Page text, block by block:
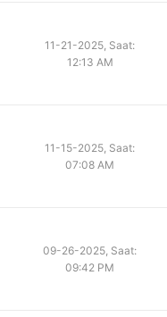
11-21-2025, Saat:
12:13 AM
11-15-2025, Saat:
07:08 AM
09-26-2025, Saat:
09:42 PM